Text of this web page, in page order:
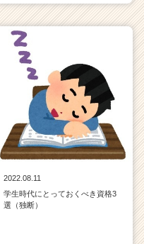
2022.08.11
学生時代にとっておくべき資格3
選（独断）